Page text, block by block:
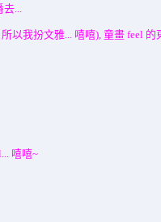
去...
以我扮文雅... 嘻嘻), 童畫 feel 的
嘻嘻~